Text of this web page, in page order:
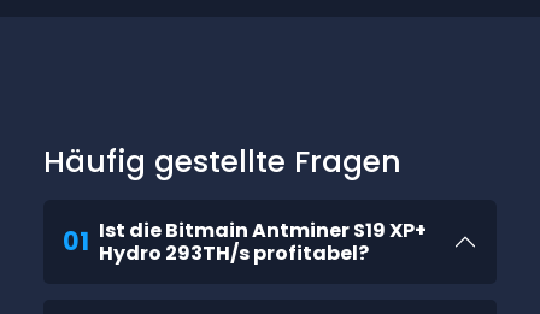
Häufig gestellte Fragen
01 Ist die Bitmain Antminer S19 XP+
Hydro 293TH/s profitabel?